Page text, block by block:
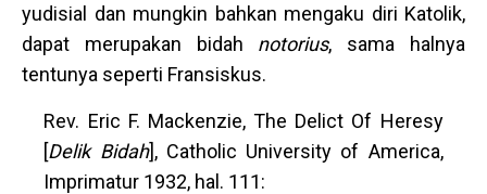
yudisial dan mungkin bahkan mengaku diri Katolik,
dapat merupakan bidah notorius, sama halnya
tentunya seperti Fransiskus.
Rev. Eric F. Mackenzie, The Delict Of Heresy
[Delik Bidah], Catholic University of America,
Imprimatur 1932, hal. 111: